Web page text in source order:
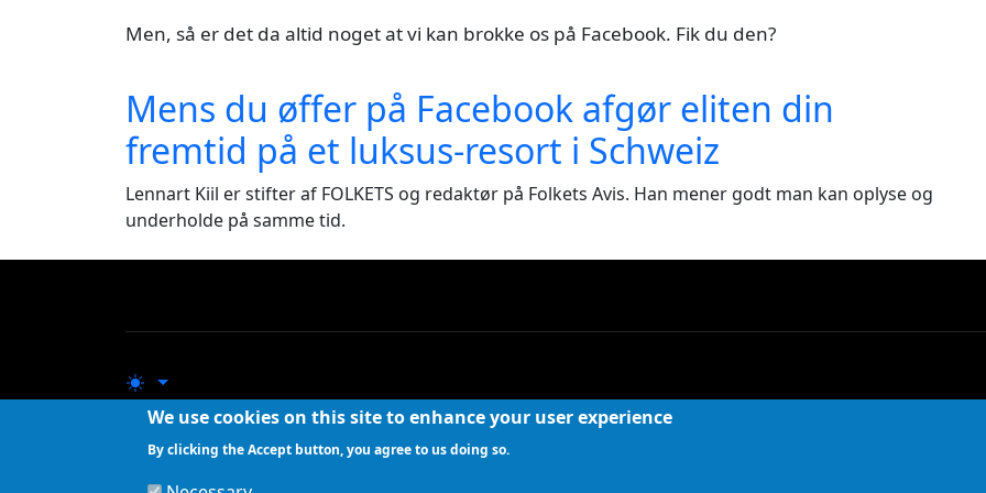
Men, så er det da altid noget at vi kan brokke os på Facebook. Fik du den?
Mens du øffer på Facebook afgør eliten din
fremtid på et luksus-resort i Schweiz
Lennart Kiil er stifter af FOLKETS og redaktør på Folkets Avis. Han mener godt man kan oplyse og
underholde på samme tid.
Folkets Avis udgives af Kiils v/Lennart Kiil
Udgivelsen supplerer mere traditionelle og etablerede medier ved at lade ikke-professionelle skribenter komme til orde i den offentlige
We use cookies on this site to enhance your user experience
By clicking the Accept button, you agree to us doing so.